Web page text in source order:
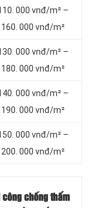
000 vnđ/m² –
160. 000 vnđ/m²
000 vnđ/m² –
180. 000 vnđ/m²
000 vnđ/m² –
190. 000 vnđ/m²
000 vnđ/m² –
200. 000 vnđ/m²
chống thấm